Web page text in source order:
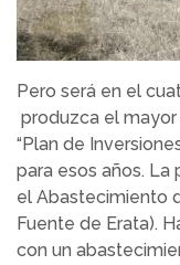
Pero será en el
produzca el mayor
“Plan de
para esos años. La
el Abastecimiento
Fuente de Erata).
con un